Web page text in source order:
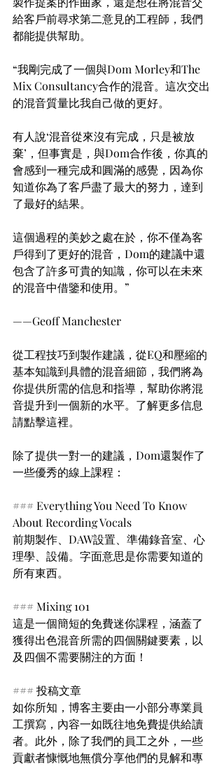
給客戶前尋求第二意見的工程師，我們
都能提供幫助。
“我剛完成了一個與Dom Morley和The
Mix Consultancy合作的混音。這次交出
的混音質量比我自己做的更好。
有人說‘混音從來沒有完成，只是被放
棄’，但事實是，與Dom合作後，你真的
會感到一種完成和圓滿的感覺，因為你
知道你為了客戶盡了最大的努力，達到
了最好的結果。
這個過程的美妙之處在於，你不僅為客
戶得到了更好的混音，Dom的建議中還
包含了許多可貴的知識，你可以在未來
的混音中借鑒和使用。”
——Geoff Manchester
從工程技巧到製作建議，從EQ和壓縮的
基本知識到具體的混音細節，我們將為
你提供所需的信息和指導，幫助你將混
音提升到一個新的水平。了解更多信息
請點擊這裡。
除了提供一對一的建議，Dom還製作了
一些優秀的線上課程：
### Everything You Need To Know
About Recording Vocals
前期製作、DAW設置、準備錄音室、心
理學、設備。字面意思是你需要知道的
所有東西。
### Mixing 101
這是一個簡短的免費迷你課程，涵蓋了
獲得出色混音所需的四個關鍵要素，以
及四個不需要關注的方面！
### 投稿文章
如你所知，博客主要由一小部分專業員
工撰寫，內容一如既往地免費提供給讀
者。此外，除了我們的員工之外，一些
貢獻者慷慨地無償分享他們的見解和專